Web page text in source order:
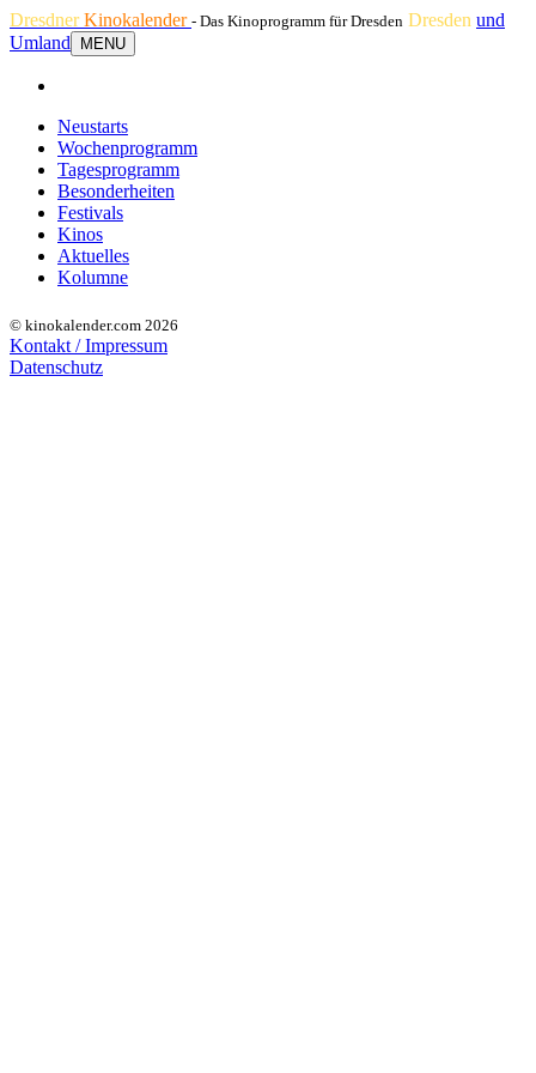
DresdnerKinokalender - Das Kinoprogramm für Dresden Dresden und
Umland
MENU
Neustarts
Wochenprogramm
Tagesprogramm
Besonderheiten
Festivals
Kinos
Aktuelles
Kolumne
© kinokalender.com 2026
Kontakt / Impressum
Datenschutz